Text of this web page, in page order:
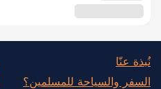
نُبذة عنّا
السفر والسياحة للمسلمين؟